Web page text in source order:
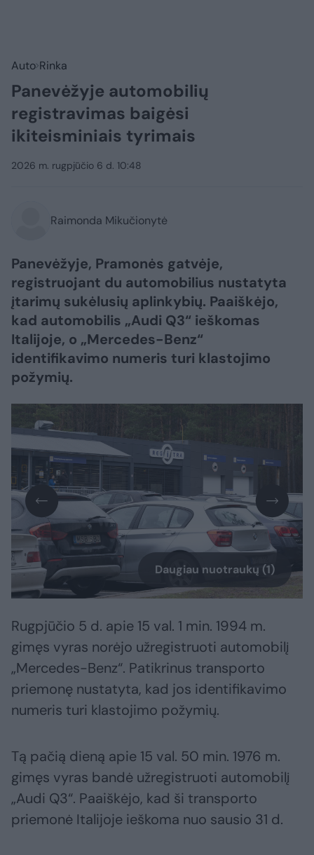
Auto Rinka
Panevėžyje automobilių
registravimas baigėsi
ikiteisminiais tyrimais
2026 m. rugpjūčio 6 d. 10:48
Raimonda Mikučionytė
Panevėžyje, Pramonės gatvėje,
registruojant du automobilius nustatyta
įtarimų sukėlusių aplinkybių. Paaiškėjo,
kad automobilis „Audi Q3“ ieškomas
Italijoje, o „Mercedes-Benz“
identifikavimo numeris turi klastojimo
požymių.
Daugiau nuotraukų (1)
Rugpjūčio 5 d. apie 15 val. 1 min. 1994 m.
gimęs vyras norėjo užregistruoti automobilį
„Mercedes-Benz“. Patikrinus transporto
priemonę nustatyta, kad jos identifikavimo
numeris turi klastojimo požymių.
Tą pačią dieną apie 15 val. 50 min. 1976 m.
gimęs vyras bandė užregistruoti automobilį
„Audi Q3“. Paaiškėjo, kad ši transporto
priemonė Italijoje ieškoma nuo sausio 31 d.